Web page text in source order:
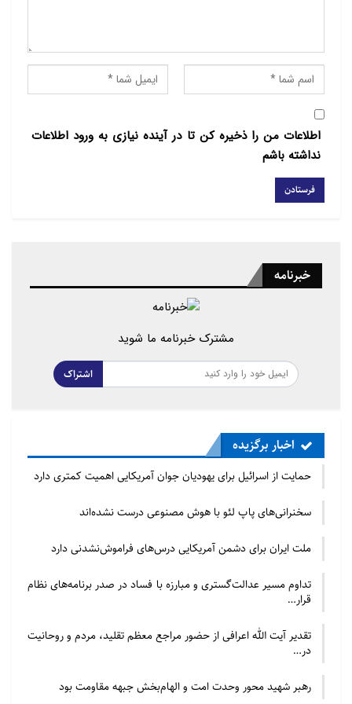
دینی کلیسا به همجنسگرایان به معنای تایید همجنسگرایی
نیسیت و واتیکان همچنان ازدواج را امری دائمی فقط بین
زن و مرد می داند.
منبع:سرویس انگلیسی ردنا
اطلاعات من را ذخیره کن تا در آینده نیازی به ورود اطلاعات
نداشته باشم
خبرنامه
مشترک خبرنامه ما شوید
اشتراک
اخبار برگزیده
حمایت از اسرائیل برای یهودیان جوان آمریکایی اهمیت کمتری دارد
سخنرانی‌های پاپ لئو با هوش مصنوعی درست نشده‌اند
ملت ایران برای دشمن آمریکایی درس‌های فراموش‌نشدنی دارد
تداوم مسیر عدالت‌گستری و مبارزه با فساد در صدر برنامه‌های نظام
قرار…
تقدیر آیت الله اعرافی از حضور مراجع معظم تقلید، مردم و روحانیت
در…
رهبر شهید محور وحدت امت و الهام‌بخش جبهه مقاومت بود